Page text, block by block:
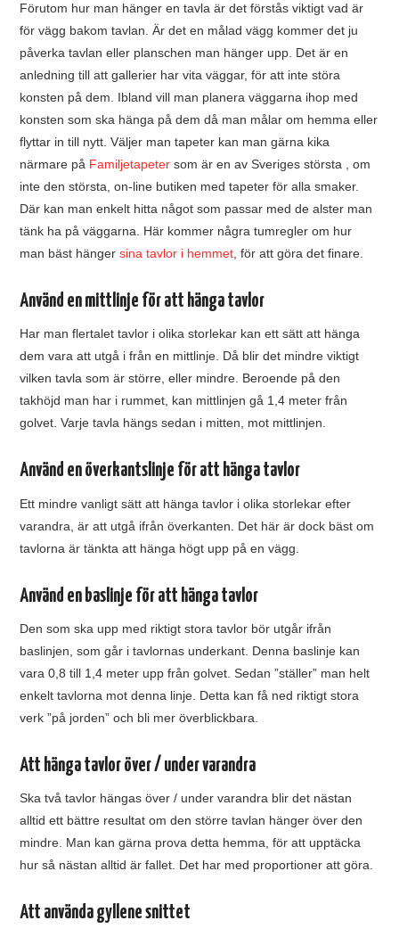
Förutom hur man hänger en tavla är det förstås viktigt vad är
för vägg bakom tavlan. Är det en målad vägg kommer det ju
påverka tavlan eller planschen man hänger upp. Det är en
anledning till att gallerier har vita väggar, för att inte störa
konsten på dem. Ibland vill man planera väggarna ihop med
konsten som ska hänga på dem då man målar om hemma eller
flyttar in till nytt. Väljer man tapeter kan man gärna kika
närmare på Familjetapeter som är en av Sveriges största , om
inte den största, on-line butiken med tapeter för alla smaker.
Där kan man enkelt hitta något som passar med de alster man
tänk ha på väggarna. Här kommer några tumregler om hur
man bäst hängersina tavlor i hemmet , för att göra det finare.
Använd en mittlinje för att hänga tavlor
Har man flertalet tavlor i olika storlekar kan ett sätt att hänga
dem vara att utgå i från en mittlinje. Då blir det mindre viktigt
vilken tavla som är större, eller mindre. Beroende på den
takhöjd man har i rummet, kan mittlinjen gå 1,4 meter från
golvet. Varje tavla hängs sedan i mitten, mot mittlinjen.
Använd en överkantslinje för att hänga tavlor
Ett mindre vanligt sätt att hänga tavlor i olika storlekar efter
varandra, är att utgå ifrån överkanten. Det här är dock bäst om
tavlorna är tänkta att hänga högt upp på en vägg.
Använd en baslinje för att hänga tavlor
Den som ska upp med riktigt stora tavlor bör utgår ifrån
baslinjen, som går i tavlornas underkant. Denna baslinje kan
vara 0,8 till 1,4 meter upp från golvet. Sedan ”ställer” man helt
enkelt tavlorna mot denna linje. Detta kan få ned riktigt stora
verk ”på jorden” och bli mer överblickbara.
Att hänga tavlor över / under varandra
Ska två tavlor hängas över / under varandra blir det nästan
alltid ett bättre resultat om den större tavlan hänger över den
mindre. Man kan gärna prova detta hemma, för att upptäcka
hur så nästan alltid är fallet. Det har med proportioner att göra.
Att använda gyllene snittet